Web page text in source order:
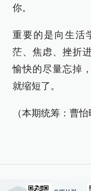
你。
重要的是向生活
茫、焦虑、挫折
愉快的尽量忘掉
就缩短了。
（本期统筹：曹怡